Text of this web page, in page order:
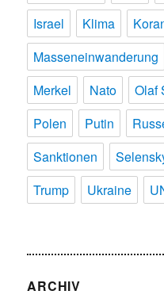
Israel
Klima
Masseneinwanderung
Merkel
Nato Olaf
Polen
Putin
Sanktionen
Trump
Ukraine
ARCHIV